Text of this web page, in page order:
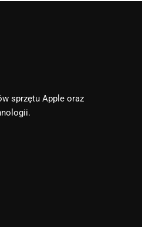
sprzętu Apple oraz